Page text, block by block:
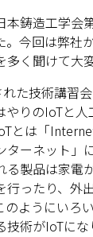
鋳造工学会
。今回は弊社
く聞けて大
た技術講習
やりのIoTと
とは「
ターネット」
る製品は家電
行ったり、外
のようにいろ
術がIoTにな